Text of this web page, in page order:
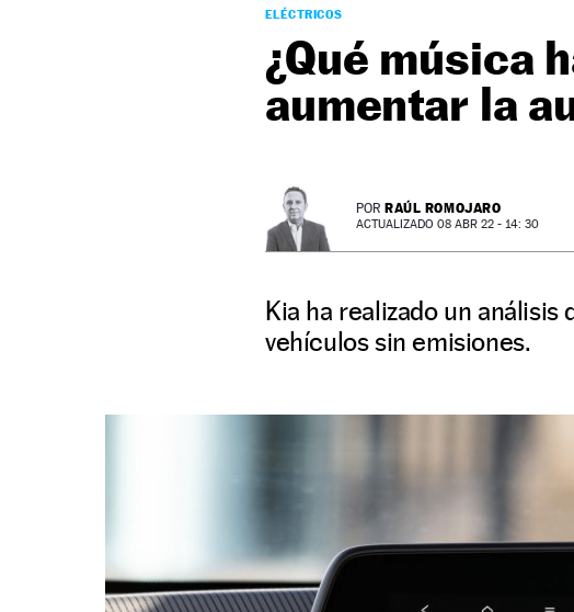
ELÉCTRICOS
¿Qué música
aumentar la
POR RAÚL ROMOJARO
ACTUALIZADO 08 ABR 22 - 14: 30
Kia ha realizado un
vehículos sin emisiones.